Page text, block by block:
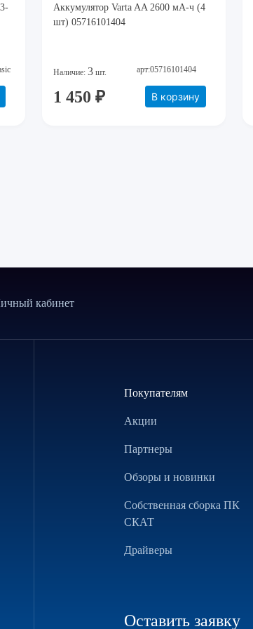
Аккумулятор Varta AA 2600 мА-ч (4
шт) 05716101404
Наличие: 3 шт. арт:05716101404
1 450 ₽ В корзину
кабинет
Покупателям
Акции
Партнеры
Обзоры и новинки
Собственная сборка ПК
СКАТ
Драйверы
Оставить заявку